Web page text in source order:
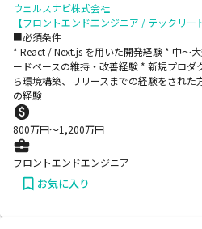
ウェルスナビ株式会社
【フロントエンドエンジニア / テックリー
■必須条件
* React / Next.js を用いた開発経験 * 中〜
ードベースの維持・改善経験 * 新規プロ
ら環境構築、リリースまでの経験をされ
の経験
800万円〜1,200万円
フロントエンドエンジニア
お気に入り